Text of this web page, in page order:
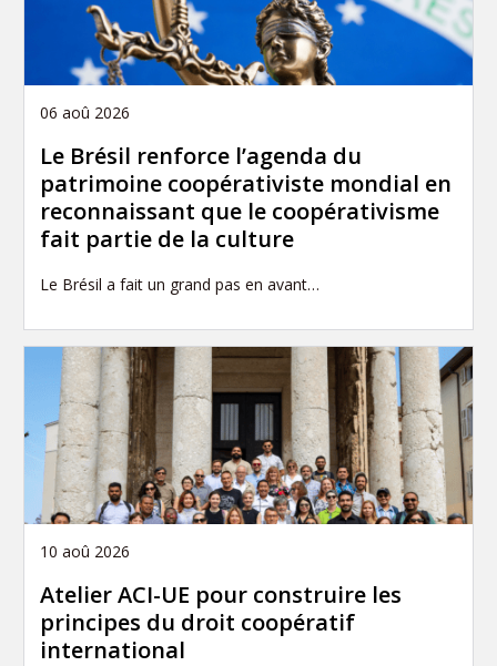
06 aoû 2026
Le Brésil renforce l’agenda du
patrimoine coopérativiste mondial en
reconnaissant que le coopérativisme
fait partie de la culture
Le Brésil a fait un grand pas en avant…
10 aoû 2026
Atelier ACI-UE pour construire les
principes du droit coopératif
international